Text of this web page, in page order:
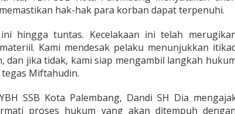
hak-hak para korban dapat terpenuhi.
hingga tuntas. Kecelakaan ini telah
Kami mendesak pelaku menunjukkan
jika tidak, kami siap mengambil langkah
Miftahudin.
SSB Kota Palembang, Dandi SH Dia
proses hukum yang akan ditempuh dengan